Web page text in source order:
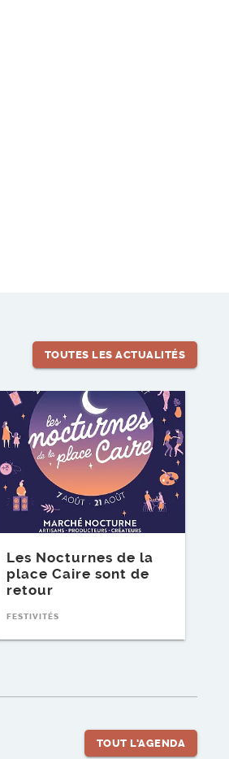
TOUTES LES ACTUALITÉS
Les Nocturnes de la
place Caire sont de
retour
FESTIVITÉS
Lire l'article
TOUT L'AGENDA